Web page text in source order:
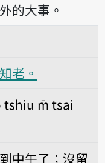
的大事。
。
老。
m̄ tsai
中午了；沒留